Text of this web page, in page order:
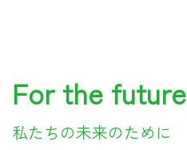
For the future
私たちの未来のために